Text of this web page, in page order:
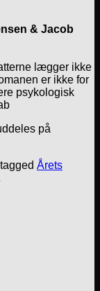
& Jacob
lægger ikke
er ikke for
psykologisk
på
Årets